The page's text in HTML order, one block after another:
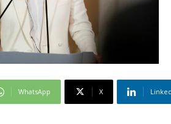
WhatsApp X